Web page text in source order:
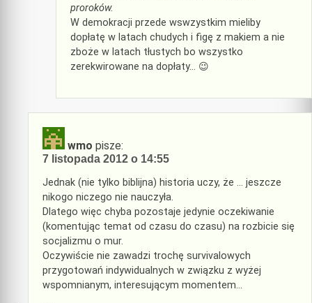
proroków.
W demokracji przede wswzystkim mieliby
dopłatę w latach chudych i figę z makiem a nie
zboże w latach tłustych bo wszystko
zerekwirowane na dopłaty… 😉
wmo pisze:
7 listopada 2012 o 14:55
Jednak (nie tylko biblijna) historia uczy, że … jeszcze
nikogo niczego nie nauczyła.
Dlatego więc chyba pozostaje jedynie oczekiwanie
(komentując temat od czasu do czasu) na rozbicie się
socjalizmu o mur.
Oczywiście nie zawadzi trochę survivalowych
przygotowań indywidualnych w związku z wyżej
wspomnianym, interesującym momentem…